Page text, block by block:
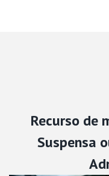
Recurso de
Suspensa